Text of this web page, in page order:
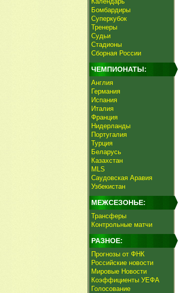
Бомбардиры
Суперкубок
Тренеры
Судьи
Стадионы
Сборная России
ЧЕМПИОНАТЫ:
Англия
Германия
Испания
Италия
Франция
Нидерланды
Португалия
Турция
Беларусь
Казахстан
MLS
Саудовская Аравия
Узбекистан
МЕЖСЕЗОНЬЕ:
Трансферы
Контрольные матчи
РАЗНОЕ:
Прогнозы от ФНК
Российские новости
Мировые Новости
Коэффициенты УЕФА
Голосование